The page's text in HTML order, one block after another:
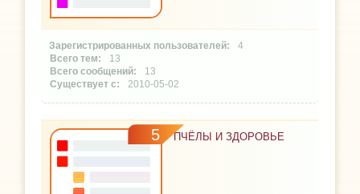
4
13
13
2010-05-02
5 ПЧЁЛЫ И ЗДОРОВЬЕ